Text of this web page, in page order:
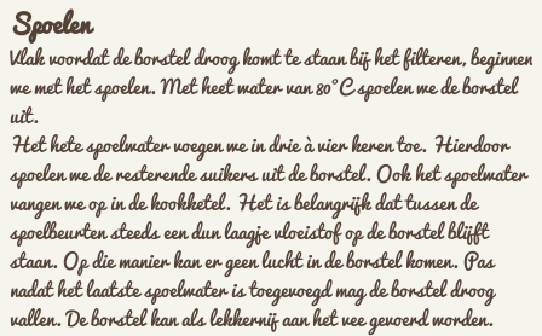
Spoelen
Vlak voordat de borstel droog komt te staan bij het filteren, beginnen
we met het spoelen. Met heet water van 80°C spoelen we de borstel
uit.
Het hete spoelwater voegen we in drie à vier keren toe. Hierdoor
spoelen we de resterende suikers uit de borstel. Ook het spoelwater
vangen we op in de kookketel. Het is belangrijk dat tussen de
spoelbeurten steeds een dun laagje vloeistof op de borstel blijft
staan. Op die manier kan er geen lucht in de borstel komen. Pas
nadat het laatste spoelwater is toegevoegd mag de borstel droog
vallen. De borstel kan als lekkernij aan het vee gevoerd worden.